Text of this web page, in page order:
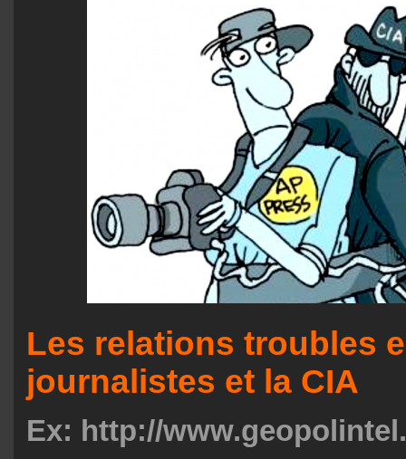
Les relations troubles
journalistes et la CIA
Ex: http://